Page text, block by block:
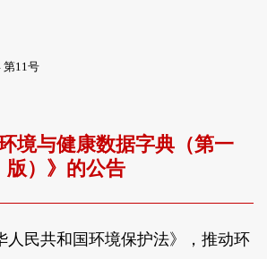
第11号
境与健康数据字典（第一
版）》的公告
民共和国环境保护法》，推动环